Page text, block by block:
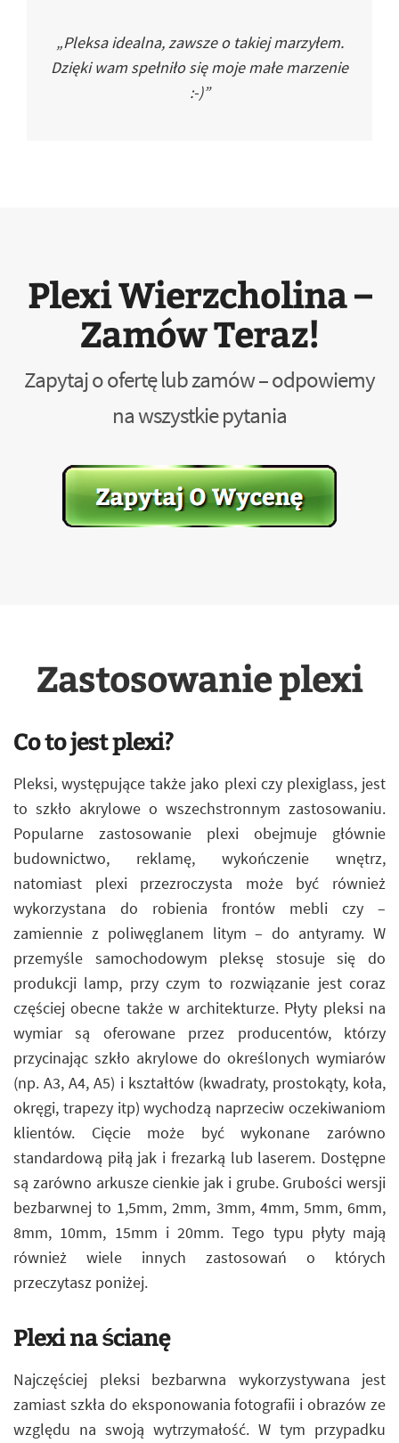
„Pleksa idealna, zawsze o takiej marzyłem.
Dzięki wam spełniło się moje małe marzenie
:-)”
Plexi Wierzcholina –
Zamów Teraz!
Zapytaj o ofertę lub zamów – odpowiemy
na wszystkie pytania
Zastosowanie plexi
Co to jest plexi?
Pleksi, występujące także jako plexi czy plexiglass, jest
to szkło akrylowe o wszechstronnym zastosowaniu.
Popularne zastosowanie plexi obejmuje głównie
budownictwo, reklamę, wykończenie wnętrz,
natomiast plexi przezroczysta może być również
wykorzystana do robienia frontów mebli czy –
zamiennie z poliwęglanem litym – do antyramy. W
przemyśle samochodowym pleksę stosuje się do
produkcji lamp, przy czym to rozwiązanie jest coraz
częściej obecne także w architekturze. Płyty pleksi na
wymiar są oferowane przez producentów, którzy
przycinając szkło akrylowe do określonych wymiarów
(np. A3, A4, A5) i kształtów (kwadraty, prostokąty, koła,
okręgi, trapezy itp) wychodzą naprzeciw oczekiwaniom
klientów. Cięcie może być wykonane zarówno
standardową piłą jak i frezarką lub laserem. Dostępne
są zarówno arkusze cienkie jak i grube. Grubości wersji
bezbarwnej to 1,5mm, 2mm, 3mm, 4mm, 5mm, 6mm,
8mm, 10mm, 15mm i 20mm. Tego typu płyty mają
również wiele innych zastosowań o których
przeczytasz poniżej.
Plexi na ścianę
Najczęściej pleksi bezbarwna wykorzystywana jest
zamiast szkła do eksponowania fotografii i obrazów ze
względu na swoją wytrzymałość. W tym przypadku